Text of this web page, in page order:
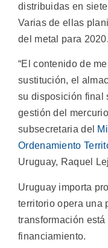
distribuidas en
Varias de ellas
del metal para 2020.
“El contenido de
sustitución, el
su disposición final
gestión del
subsecretaria del
Ordenamiento
Uruguay, Raquel
Uruguay importa
territorio opera una
transformación
financiamiento.